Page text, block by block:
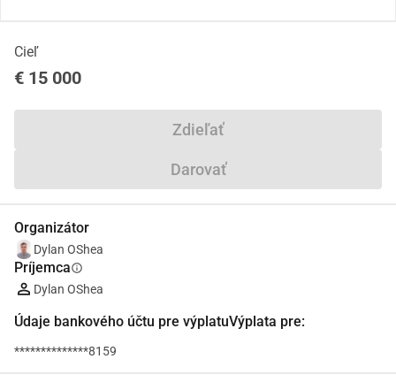
Cieľ
€ 15 000
Zdieľať
Darovať
Organizátor
Dylan OShea
Príjemcainfo
Dylan OShea
Údaje bankového účtu pre výplatuVýplata pre:
**************8159